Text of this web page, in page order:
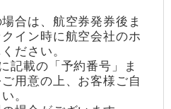
合は、航空券発券後ま
イン時に航空会社のホ
ださい。
記載の「予約番号」ま
用意の上、お客様ご自
。